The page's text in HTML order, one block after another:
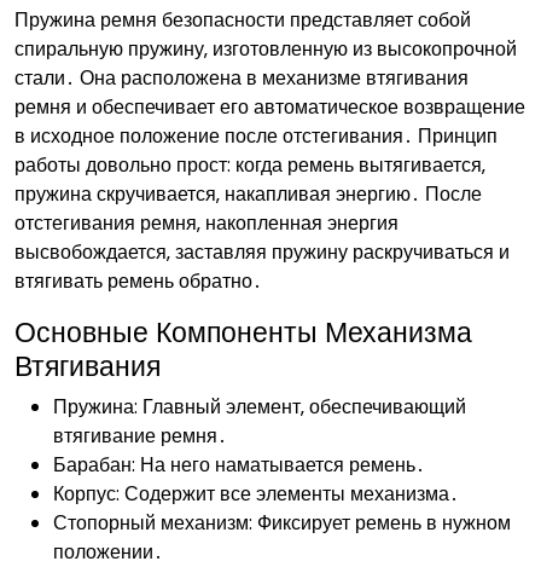
Пружина ремня безопасности представляет собой
спиральную пружину‚ изготовленную из высокопрочной
стали․ Она расположена в механизме втягивания
ремня и обеспечивает его автоматическое возвращение
в исходное положение после отстегивания․ Принцип
работы довольно прост: когда ремень вытягивается‚
пружина скручивается‚ накапливая энергию․ После
отстегивания ремня‚ накопленная энергия
высвобождается‚ заставляя пружину раскручиваться и
втягивать ремень обратно․
Основные Компоненты Механизма
Втягивания
Пружина: Главный элемент‚ обеспечивающий
втягивание ремня․
Барабан: На него наматывается ремень․
Корпус: Содержит все элементы механизма․
Стопорный механизм: Фиксирует ремень в нужном
положении․